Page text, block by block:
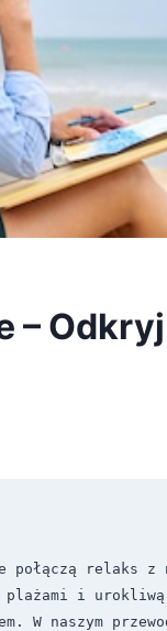
–
połączą relaks z
plażami i
W naszym